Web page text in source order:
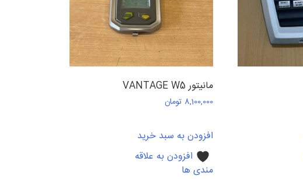
مانیتور VANTAGE W5
8,100,000 تومان
افزودن به سبد خرید
افزودن به علاقه
مندی ها